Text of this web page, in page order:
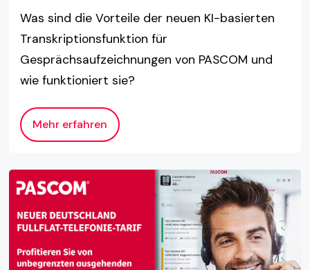
Was sind die Vorteile der neuen KI-basierten
Transkriptionsfunktion für
Gesprächsaufzeichnungen von PASCOM und
wie funktioniert sie?
Mehr erfahren